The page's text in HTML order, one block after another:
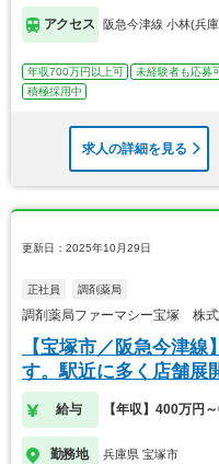
アクセス 阪急今津線 小林(兵
年収700万円以上可 未経験者も応募
積極採用中
求人の詳細を見る
更新日：2025年10月29日
正社員 調剤薬局
調剤薬局ファーマシー宝塚 株
【宝塚市／阪急今津
す。駅近に多く店舗展
給与 【年収】400万円
勤務地 兵庫県 宝塚市